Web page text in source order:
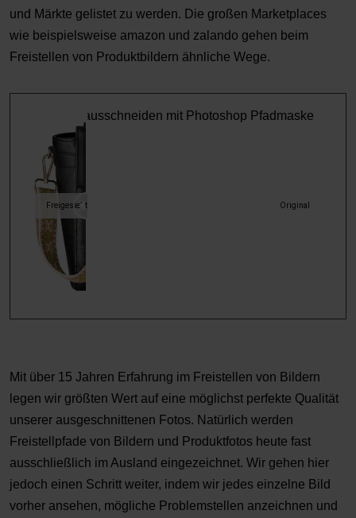
und Märkte gelistet zu werden. Die großen Marketplaces
wie beispielsweise amazon und zalando gehen beim
Freistellen von Produktbildern ähnliche Wege.
Freigestellt Original
Mit über 15 Jahren Erfahrung im Freistellen von Bildern
legen wir größten Wert auf eine möglichst perfekte Qualität
unserer ausgeschnittenen Fotos. Natürlich werden
Freistellpfade von Bildern und Produktfotos heute fast
ausschließlich im Ausland eingezeichnet. Wir gehen hier
jedoch einen Schritt weiter, indem wir jedes einzelne Bild
vorher ansehen, mögliche Problemstellen anzeichnen und